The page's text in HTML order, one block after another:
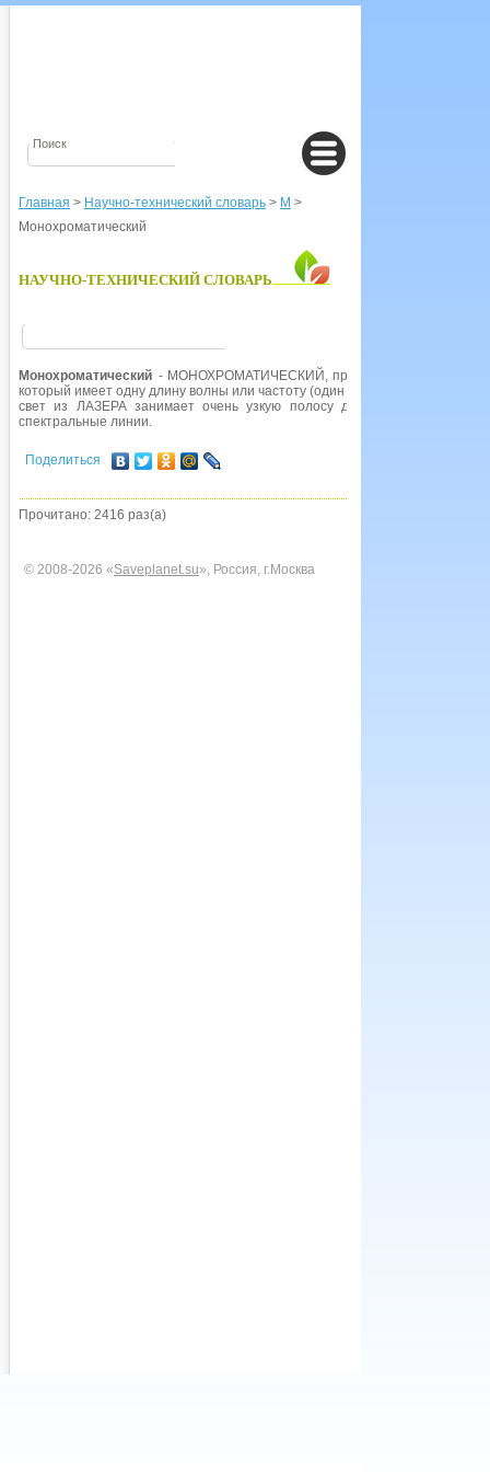
Главная > Научно-технический словарь > М >
Монохроматический
НАУЧНО-ТЕХНИЧЕСКИЙ СЛОВАРЬ
Монохроматический - МОНОХРОМАТИЧЕСКИЙ, при описании
который имеет одну длину волны или частоту (один цвет). Чистое
свет из ЛАЗЕРА занимает очень узкую полосу длин волн и
спектральные линии.
Поделиться
Прочитано: 2416 раз(а)
© 2008-2026 «Saveplanet.su», Россия, г.Москва